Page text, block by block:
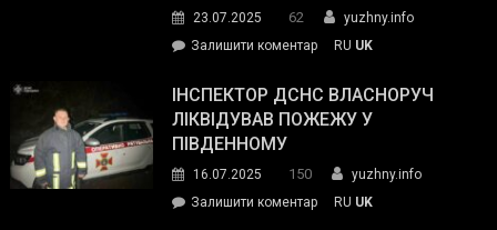
гуманітарну
допомогу
23.07.2025 62
yuzhny.info
Залишити коментарon
провів
нараду
силових
та
RU UK
ІНСПЕКТОР ДСНС ВЛАСНОРУЧ
ЛІКВІДУВАВ ПОЖЕЖУ У
ПІВДЕННОМУ
16.07.2025 150
yuzhny.info
Залишити коментарon
RU UK